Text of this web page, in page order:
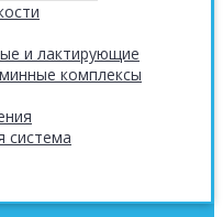
и лактирующие
комплексы
система